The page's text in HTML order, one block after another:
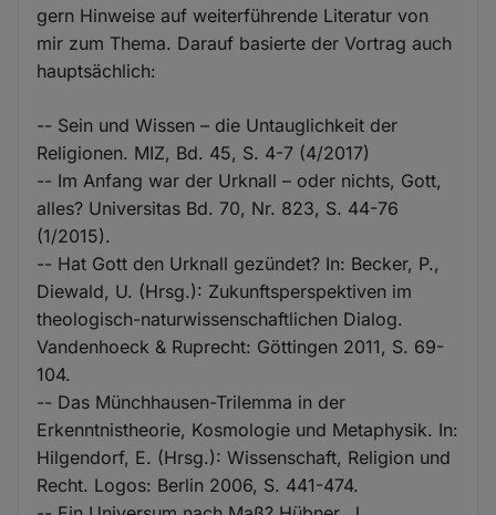
gern Hinweise auf weiterführende Literatur von
mir zum Thema. Darauf basierte der Vortrag auch
hauptsächlich:
-- Sein und Wissen – die Untauglichkeit der
Religionen. MIZ, Bd. 45, S. 4-7 (4/2017)
-- Im Anfang war der Urknall – oder nichts, Gott,
alles? Universitas Bd. 70, Nr. 823, S. 44-76
(1/2015).
-- Hat Gott den Urknall gezündet? In: Becker, P.,
Diewald, U. (Hrsg.): Zukunftsperspektiven im
theologisch-naturwissenschaftlichen Dialog.
Vandenhoeck & Ruprecht: Göttingen 2011, S. 69-
104.
-- Das Münchhausen-Trilemma in der
Erkenntnistheorie, Kosmologie und Metaphysik. In:
Hilgendorf, E. (Hrsg.): Wissenschaft, Religion und
Recht. Logos: Berlin 2006, S. 441-474.